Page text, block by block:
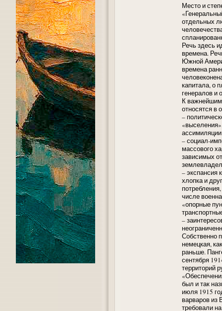
Место и
отдельных
Речь здесь
времена.
Южной
времена
капитала, о
генералов и
К
относятся в
–
– социал-
массового
зависимых
– экспансия
хлопка и
числе
«опорные
–
Собственно
немецкая,
раньше.
сентября
территорий
был и так
июля 1915
варваров из
требовали